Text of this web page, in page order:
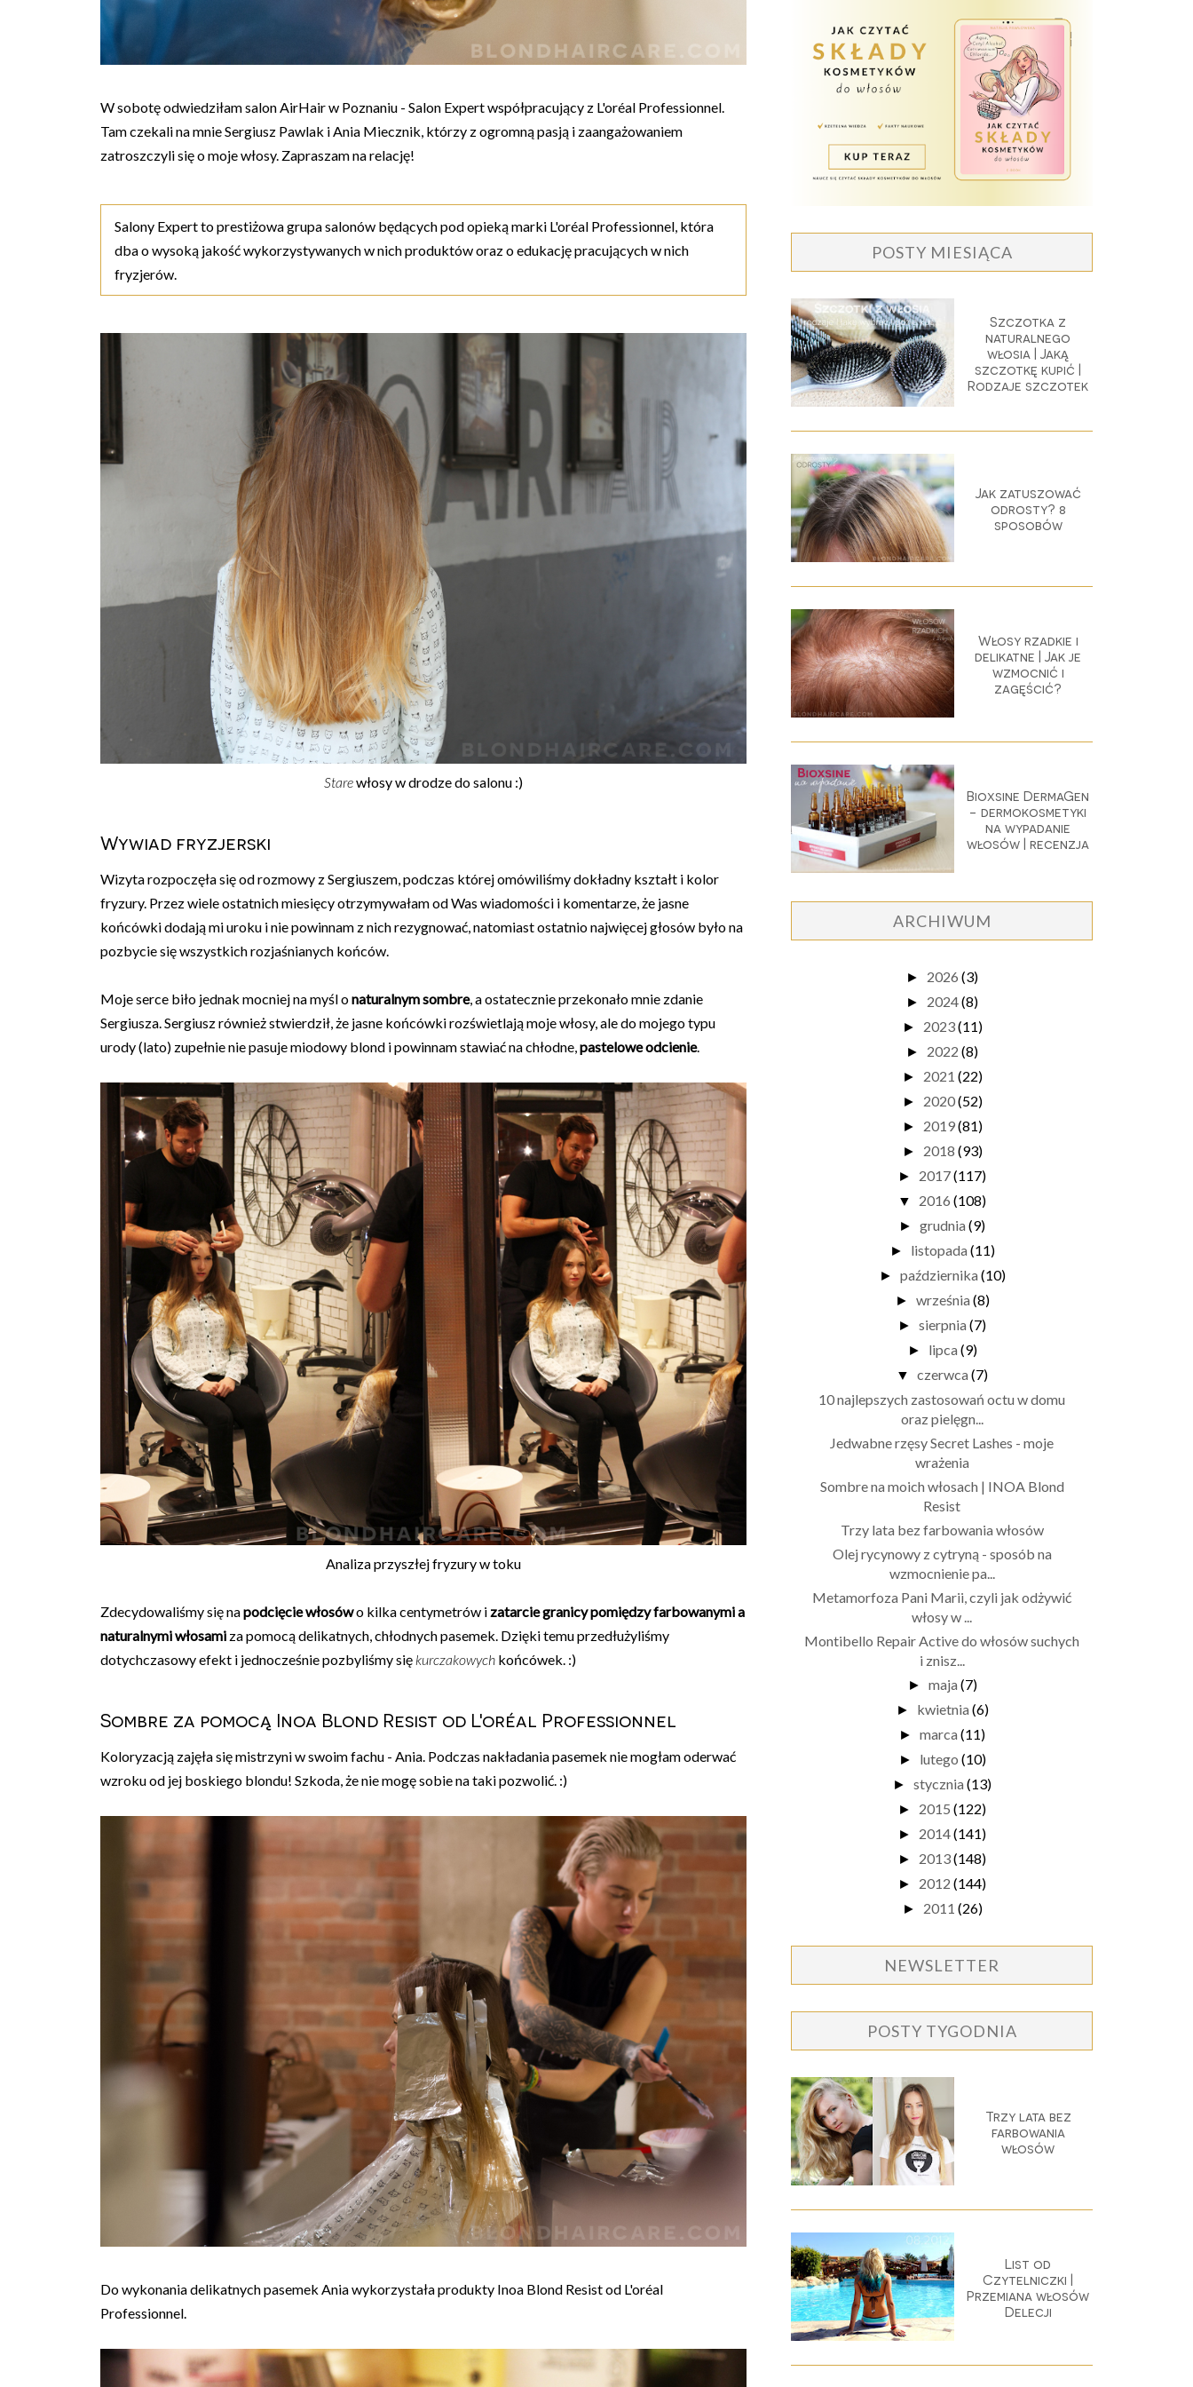
W sobotę odwiedziłam salon AirHair w Poznaniu - Salon Expert współpracujący z L'oréal Professionnel.
Tam czekali na mnie Sergiusz Pawlak i Ania Miecznik, którzy z ogromną pasją i zaangażowaniem
zatroszczyli się o moje włosy. Zapraszam na relację!
Salony Expert to prestiżowa grupa salonów będących pod opieką marki L'oréal Professionnel, która
dba o wysoką jakość wykorzystywanych w nich produktów oraz o edukację pracujących w nich
fryzjerów.
Starewłosy w drodze do salonu :)
Wywiad fryzjerski
Wizyta rozpoczęła się od rozmowy z Sergiuszem, podczas której omówiliśmy dokładny kształt i kolor
fryzury. Przez wiele ostatnich miesięcy otrzymywałam od Was wiadomości i komentarze, że jasne
końcówki dodają mi uroku i nie powinnam z nich rezygnować, natomiast ostatnio najwięcej głosów było na
pozbycie się wszystkich rozjaśnianych końców.
Moje serce biło jednak mocniej na myśl onaturalnym sombre, a ostatecznie przekonało mnie zdanie
Sergiusza. Sergiusz również stwierdził, że jasne końcówki rozświetlają moje włosy, ale do mojego typu
urody (lato) zupełnie nie pasuje miodowy blond i powinnam stawiać na chłodne,pastelowe odcienie.
Analiza przyszłej fryzury w toku
Zdecydowaliśmy się napodcięcie włosówo kilka centymetrów i zatarcie granicy pomiędzy farbowanymi a
naturalnymi włosami za pomocą delikatnych, chłodnych pasemek. Dzięki temu przedłużyliśmy
dotychczasowy efekt i jednocześnie pozbyliśmy się kurczakowych końcówek. :)
Sombre za pomocą Inoa Blond Resist od L'oréal Professionnel
Koloryzacją zajęła się mistrzyni w swoim fachu - Ania. Podczas nakładania pasemek nie mogłam oderwać
wzroku od jej boskiego blondu! Szkoda, że nie mogę sobie na taki pozwolić. :)
Do wykonania delikatnych pasemek Ania wykorzystała produkty Inoa Blond Resist od L'oréal
Professionnel.
POSTY MIESIĄCA
Szczotka z
naturalnego
włosia | Jaką
szczotkę kupić |
Rodzaje szczotek
Jak zatuszować
odrosty? 8
sposobów
Włosy rzadkie i
delikatne | Jak je
wzmocnić i
zagęścić?
Bioxsine DermaGen
- dermokosmetyki
na wypadanie
włosów | recenzja
ARCHIWUM
► 2026 (3)
► 2024(8)
► 2023(11)
► 2022 (8)
► 2021 (22)
► 2020(52)
► 2019(81)
► 2018 (93)
► 2017(117)
▼ 2016 (108)
► grudnia (9)
► listopada (11)
► października (10)
► września (8)
► sierpnia (7)
► lipca (9)
▼ czerwca (7)
10 najlepszych zastosowań octu w domu
oraz pielęgn...
Jedwabne rzęsy Secret Lashes - moje
wrażenia
Sombre na moich włosach | INOA Blond
Resist
Trzy lata bez farbowania włosów
Olej rycynowy z cytryną - sposób na
wzmocnienie pa...
Metamorfoza Pani Marii, czyli jak odżywić
włosy w ...
Montibello Repair Active do włosów suchych
i znisz...
► maja (7)
► kwietnia (6)
► marca (11)
► lutego (10)
► stycznia (13)
► 2015 (122)
► 2014(141)
► 2013(148)
► 2012 (144)
► 2011 (26)
NEWSLETTER
POSTY TYGODNIA
Trzy lata bez
farbowania
włosów
List od
Czytelniczki |
Przemiana włosów
Delecji